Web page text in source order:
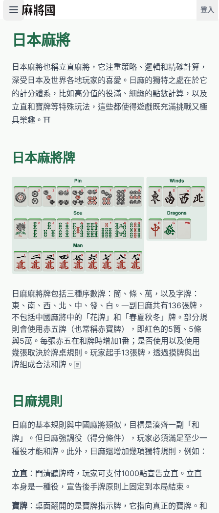
登入
開始遊戲
日本麻將
日本麻將也稱立直麻將，它注重策略、邏輯和精確計算，
深受日本及世界各地玩家的喜愛。日麻的獨特之處在於它
的計分體系，比如高分值的役滿、細緻的點數計算，以及
立直和寶牌等特殊玩法，這些都使得遊戲既充滿挑戰又極
具樂趣。⛩️
日本麻將牌
日麻麻將牌包括三種序數牌：筒、條、萬，以及字牌：
東、南、西、北、中、發、白。一副日麻共有136張牌，
不包括中國麻將中的「花牌」和「春夏秋冬」牌。部分規
則會使用赤五牌（也常稱赤寶牌），即紅色的5筒、5條
與5萬。每張赤五在和牌時增加1番；是否使用以及使用
幾張取決於牌桌規則。玩家起手13張牌，透過摸牌與出
牌組成合法和牌。🀅
日麻規則
日麻的基本規則與中國麻將類似，目標是湊齊一副「和
牌」。但日麻強調役（得分條件），玩家必須滿足至少一
種役才能和牌。此外，日麻還增加幾項獨特規則，例如：
立直 ：門清聽牌時，玩家可支付1000點宣告立直。立直
本身是一種役，宣告後手牌原則上固定到本局結束。
寶牌 ：桌面翻開的是寶牌指示牌，它指向真正的寶牌。和